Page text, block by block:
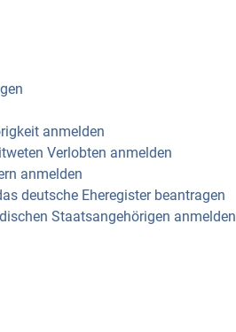
anmelden
Verlobten anmelden
anmelden
deutsche Eheregister beantragen
Staatsangehörigen anmelden